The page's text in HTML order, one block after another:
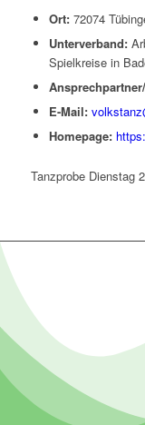
Ort:72074
Unterverband:
Spielkreise in
E-Mail:
Homepage:
Tanzprobe Dienstag